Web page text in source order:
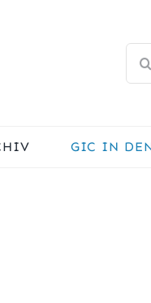
for:
GIC IN